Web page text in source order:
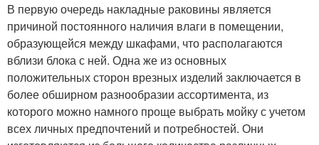
В первую очередь накладные раковины является
причиной постоянного наличия влаги в помещении,
образующейся между шкафами, что располагаются
вблизи блока с ней. Одна же из основных
положительных сторон врезных изделий заключается в
более обширном разнообразии ассортимента, из
которого можно намного проще выбрать мойку с учетом
всех личных предпочтений и потребностей. Они